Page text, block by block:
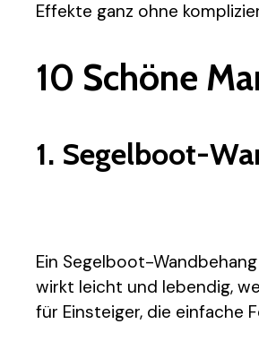
Effekte ganz ohne
10 Schöne
1. Segelboot-
Ein Segelboot-
wirkt leicht und lebendig,
für Einsteiger, die einfache